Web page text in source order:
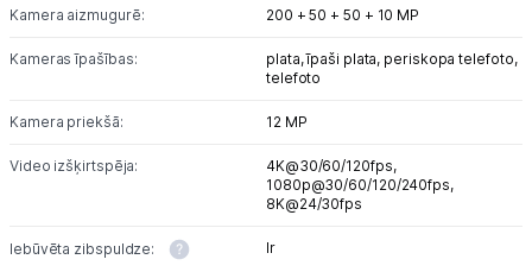
Kamera aizmugurē: 200 + 50 + 50 + 10 MP
Kameras īpašības:
plata, īpaši plata, periskopa telefoto,
telefoto
Kamera priekšā: 12 MP
Video izšķirtspēja:
4K@30/60/120fps,
1080p@30/60/120/240fps,
8K@24/30fps
Iebūvēta zibspuldze: Ir